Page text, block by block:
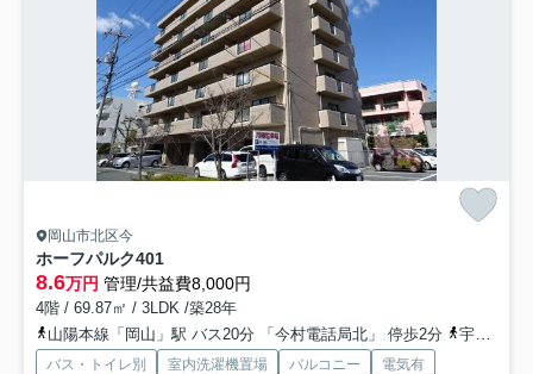
岡山市北区今
ホーフパルク401
8.6万円 管理/共益費8,000円
4階 / 69.87㎡ / 3LDK /築28年
山陽本線「岡山」駅 バス20分 「今村電話局北」 停歩2分
宇野線「大元」駅 徒歩17分
バス・トイレ別 室内洗濯機置場 バルコニー
電気有